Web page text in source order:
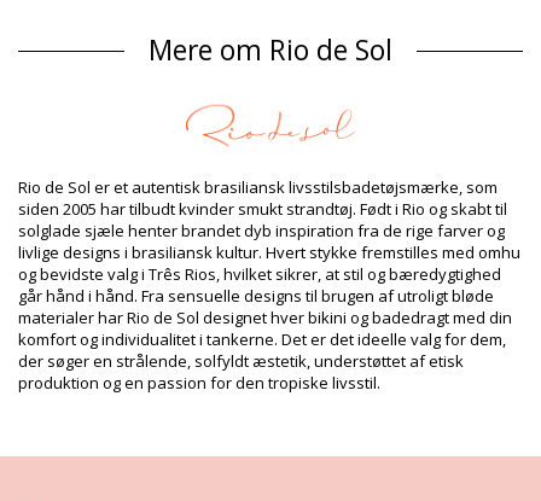
Sammensætning
16% Spandex (LYCRA) - OEKO-TEX - Chlorine Resistant
For: 84% Biodegradable Nylon (AMNI SOUL ECO), 16% Spandex
(LYCRA) - OEKO-TEX - Chlorine Resistant
Produktinformation
Afdeling: Dame, Badedragter
Pakken inkluderer: 1 x Badedragter (Andre accessoirer er ikke
inkluderet)
HS CODE: 6112.41.0010
SKU: 1981127028
EAN: XS (7899810456816), S (7899810456823), M (7899810456830),
L (7899810456847), XL (7899810457028)
Vægt: 115g / 0.25lb / 4.06oz
Vaske- & plejeinstrukser
Mere om Rio de Sol
Rio de Sol er et autentisk brasiliansk livsstilsbadetøjsmærke, som
siden 2005 har tilbudt kvinder smukt strandtøj. Født i Rio og skabt til
solglade sjæle henter brandet dyb inspiration fra de rige farver og
livlige designs i brasiliansk kultur. Hvert stykke fremstilles med omhu
og bevidste valg i Três Rios, hvilket sikrer, at stil og bæredygtighed
går hånd i hånd. Fra sensuelle designs til brugen af utroligt bløde
materialer har Rio de Sol designet hver bikini og badedragt med din
komfort og individualitet i tankerne. Det er det ideelle valg for dem,
der søger en strålende, solfyldt æstetik, understøttet af etisk
produktion og en passion for den tropiske livsstil.